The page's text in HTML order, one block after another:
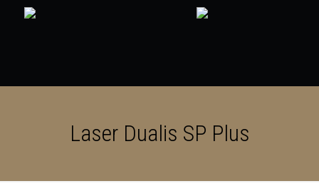
Laser Dualis SP Plus